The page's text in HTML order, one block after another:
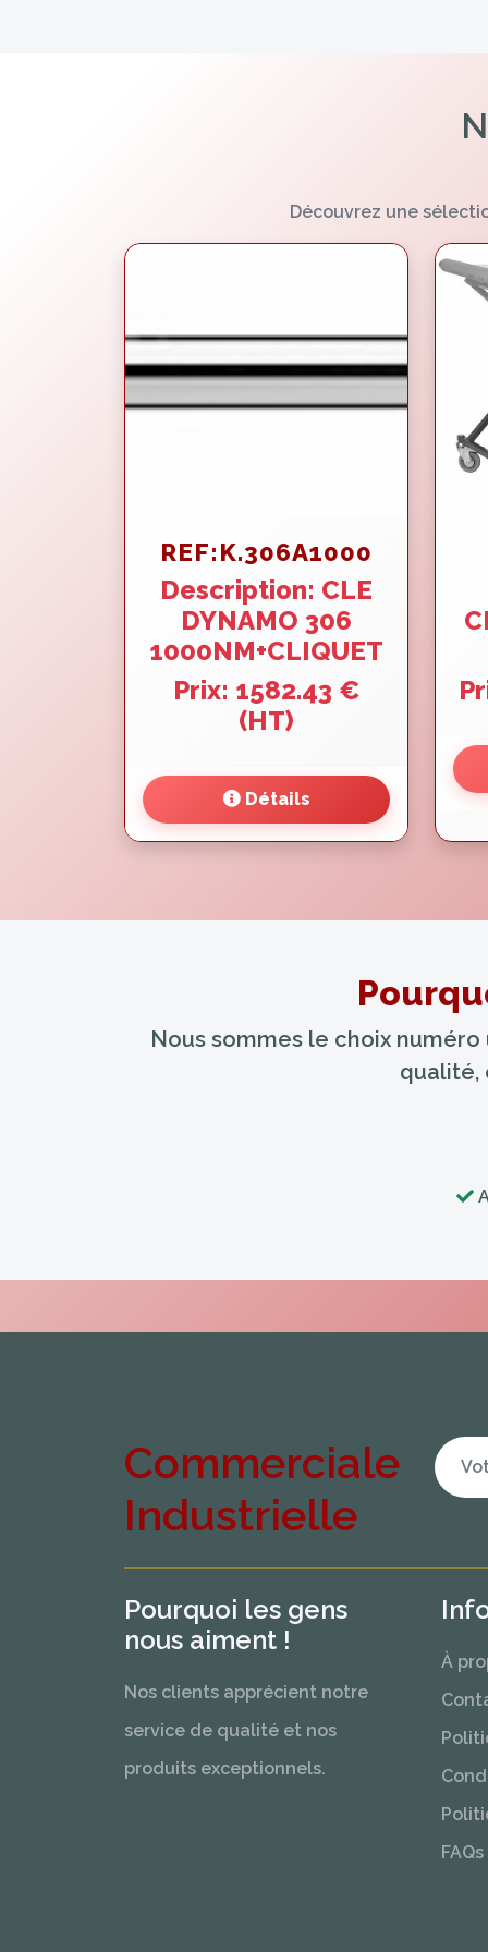
Découvrez une
REF:K.306A1000
Description: CLE
DYNAMO 306
1000NM+CLIQUET
Prix: 1582.43 €
(HT)
Détails
Nous sommes le choix
qualité,
Commerciale
Industrielle
Pourquoi les gens
nous aiment !
Nos clients apprécient notre
service de qualité et nos
produits exceptionnels.
À